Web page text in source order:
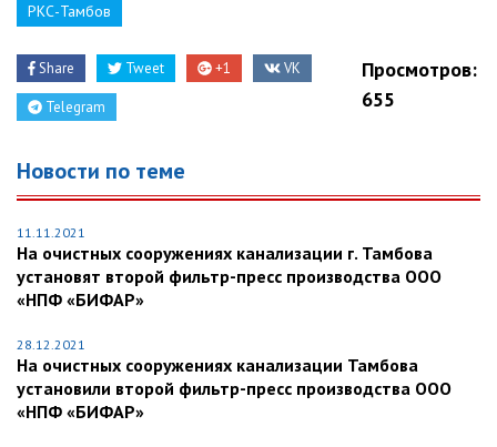
РКС-Тамбов
Share Tweet +1 VK
Telegram
Просмотров:
655
Новости по теме
11.11.2021
На очистных сооружениях канализации г. Тамбова
установят второй фильтр-пресс производства ООО
«НПФ «БИФАР»
28.12.2021
На очистных сооружениях канализации Тамбова
установили второй фильтр-пресс производства ООО
«НПФ «БИФАР»